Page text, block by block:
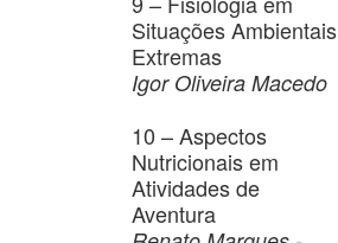
Situações Ambientais
Extremas
Igor Oliveira Macedo
10 – Aspectos
Nutricionais em
Atividades de
Aventura